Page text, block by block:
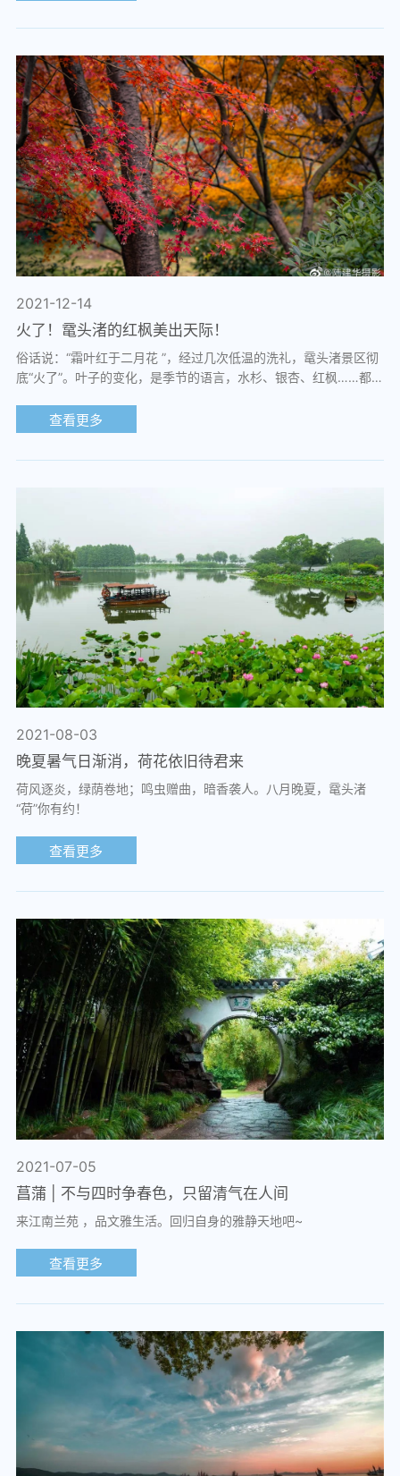
2021-12-14
火了！鼋头渚的红枫美出天际！
俗话说：“霜叶红于二月花 ”，经过几次低温的洗礼，鼋头渚景区彻
底“火了”。叶子的变化，是季节的语言，水杉、银杏、红枫……都是
查看更多
2021-08-03
晚夏暑气日渐消，荷花依旧待君来
荷风逐炎，绿荫卷地；鸣虫赠曲，暗香袭人。八月晚夏，鼋头渚
“荷”你有约！
查看更多
2021-07-05
菖蒲 | 不与四时争春色，只留清气在人间
来江南兰苑 ，品文雅生活。回归自身的雅静天地吧~
查看更多